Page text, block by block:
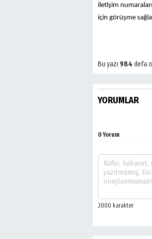
iletişim
için görüşme
Bu yazı 984 defa
YORUMLAR
0 Yorum